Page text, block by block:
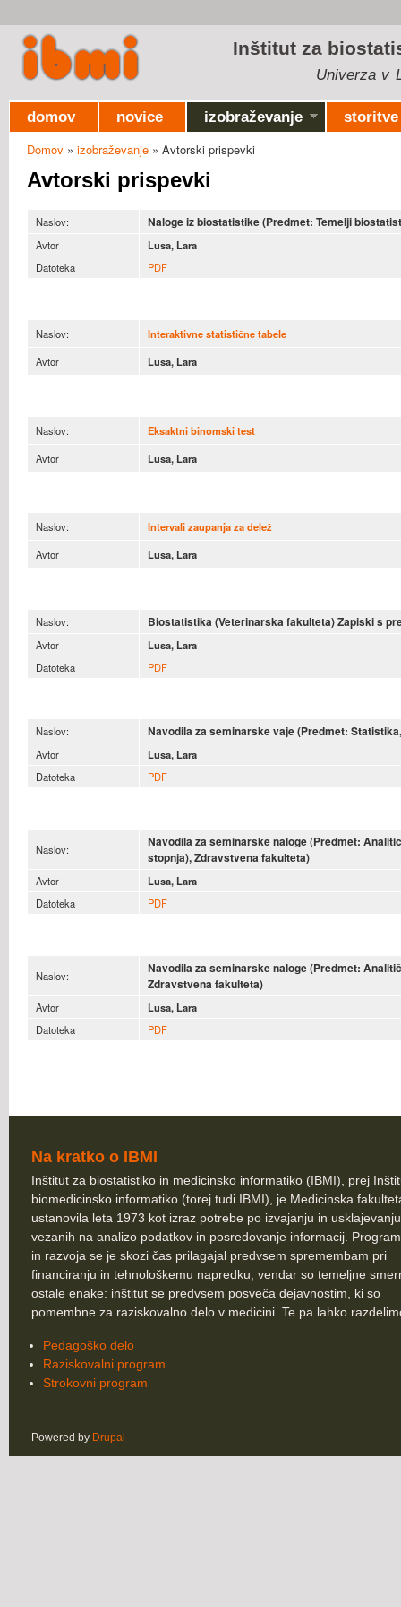
Inštitut za
Univerza v
domov novice izobraževanje storitve
Domov » izobraževanje » Avtorski prispevki
Avtorski prispevki
Naslov: Naloge iz biostatistike (Predmet: Temelji
Avtor
Lusa, Lara
Datoteka
PDF
Naslov:
Interaktivne statistične tabele
Avtor
Lusa, Lara
Naslov:
Eksaktni binomski test
Avtor
Lusa, Lara
Naslov:
Intervali zaupanja za delež
Avtor
Lusa, Lara
Naslov: Biostatistika (Veterinarska fakulteta) Zapiski s
Avtor
Lusa, Lara
Datoteka
PDF
Naslov: Navodila za seminarske vaje (Predmet:
Avtor
Lusa, Lara
Datoteka
PDF
Naslov:
Navodila za seminarske naloge (Predmet:
stopnja), Zdravstvena fakulteta)
Avtor
Lusa, Lara
Datoteka
PDF
Naslov: Navodila za seminarske naloge(Predmet:
Zdravstvena fakulteta)
Avtor
Lusa, Lara
Datoteka
PDF
Na kratko o IBMI
Inštitut za biostatistiko in medicinsko informatiko (IBMI), prej
biomedicinsko informatiko (torej tudi IBMI), je Medicinska
ustanovila leta 1973 kot izraz potrebe po izvajanju in
vezanih na analizo podatkov in posredovanje informacij.
in razvoja se je skozi čas prilagajal predvsem spremembam pri
financiranju in tehnološkemu napredku, vendar so temeljne
ostale enake: inštitut se predvsem posveča dejavnostim, ki so
pomembne za raziskovalno delo v medicini. Te pa lahko
Pedagoško delo
Raziskovalni program
Strokovni program
Powered by Drupal